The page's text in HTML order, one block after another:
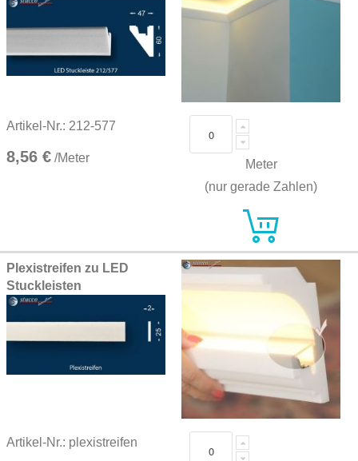
Artikel-Nr.: 212-577
8,56 € /Meter
Meter
(nur gerade Zahlen)
Plexistreifen zu LED
Stuckleisten
Artikel-Nr.: plexistreifen